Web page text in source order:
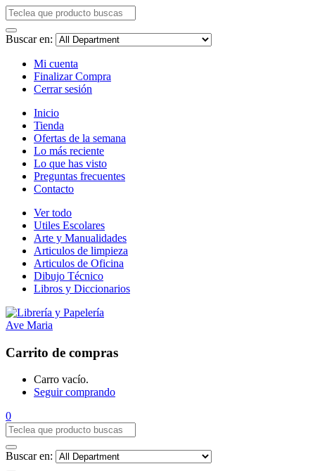
Buscar en:
Mi cuenta
Finalizar Compra
Cerrar sesión
Inicio
Tienda
Ofertas de la semana
Lo más reciente
Lo que has visto
Preguntas frecuentes
Contacto
Ver todo
Utiles Escolares
Arte y Manualidades
Articulos de limpieza
Articulos de Oficina
Dibujo Técnico
Libros y Diccionarios
Carrito de compras
Carro vacío.
Seguir comprando
0
Buscar en: